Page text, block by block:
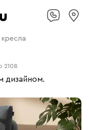
2108
дизайном.